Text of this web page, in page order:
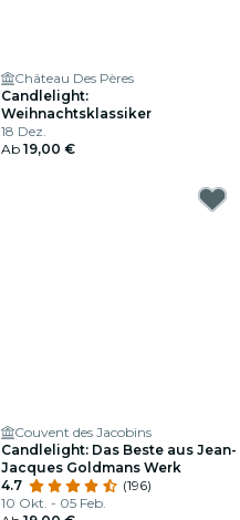
Château Des Pères
Candlelight:
Weihnachtsklassiker
18 Dez.
Ab 19,00 €
Couvent des Jacobins
Candlelight: Das Beste aus Jean-
Jacques Goldmans Werk
4.7
(196)
10 Okt. - 05 Feb.